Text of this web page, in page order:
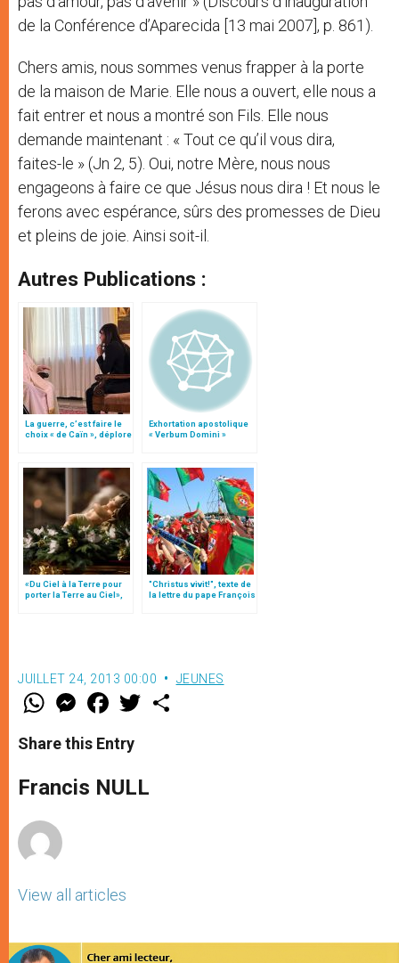
de la Conférence d’Aparecida [13 mai 2007], p. 861).
Chers amis, nous sommes venus frapper à la porte
de la maison de Marie. Elle nous a ouvert, elle nous a
fait entrer et nous a montré son Fils. Elle nous
demande maintenant : « Tout ce qu’il vous dira,
faites-le » (Jn 2, 5). Oui, notre Mère, nous nous
engageons à faire ce que Jésus nous dira ! Et nous le
ferons avec espérance, sûrs des promesses de Dieu
et pleins de joie. Ainsi soit-il.
Autres Publications :
La guerre, c’est faire le
choix « de Caïn », déplore
Exhortation apostolique
« Verbum Domini »
«Du Ciel à la Terre pour
porter la Terre au Ciel»,
"Christus vivit!", texte de
la lettre du pape François
JUILLET 24, 2013 00:00 JEUNES
W
t
s
p
p
M
e
s
e
g
e
F
a
e
b
o
k
w
Share this Entry
Francis NULL
View all articles